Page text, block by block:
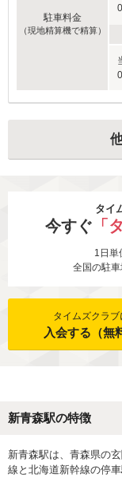
駐車料金
（現地精算機で精算）
タイ
今すぐ 「
1日単
全国の駐
タイムズクラブ
入会する（無
新青森駅の特徴
新青森駅は、青森県の
線と北海道新幹線の停